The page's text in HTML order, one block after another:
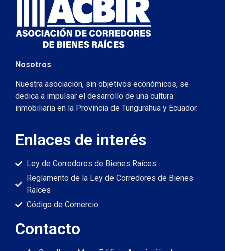
Nosotros
Nuestra asociación, sin objetivos económicos, se
dedica a impulsar el desarrollo de una cultura
inmobiliaria en la Provincia de Tungurahua y Ecuador.
Enlaces de interés
Ley de Corredores de Bienes Raíces
Reglamento de la Ley de Corredores de Bienes
Raíces
Código de Comercio
Contacto